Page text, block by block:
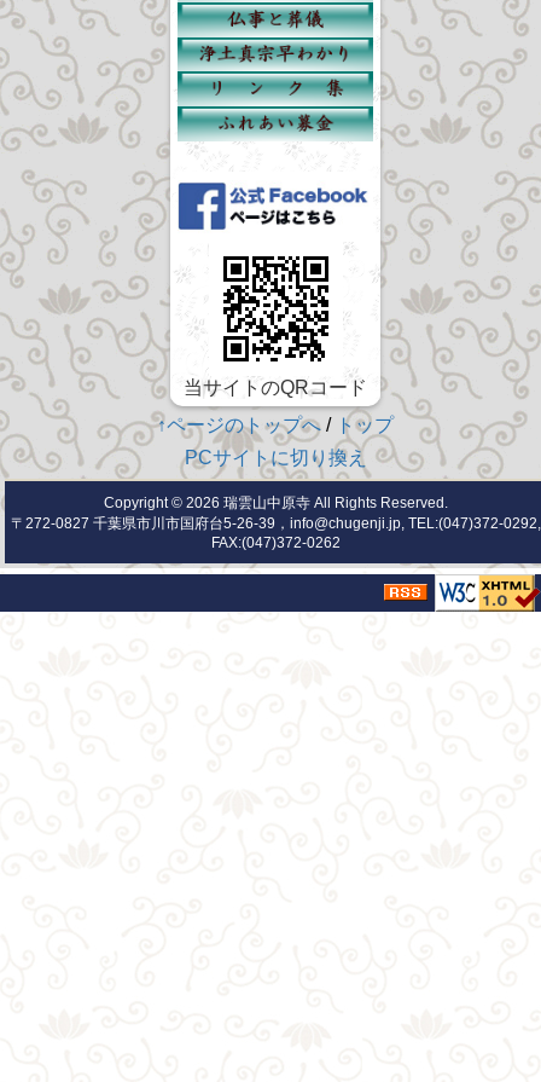
当サイトのQRコード
↑ページのトップへ / トップ
PCサイトに切り換え
Copyright © 2026 瑞雲山中原寺All Rights Reserved.
〒272-0827 千葉県市川市国府台5-26-39，info@chugenji.jp, TEL:(047)372-0292,
FAX:(047)372-0262